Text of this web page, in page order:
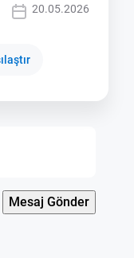
20.05.2026
Mesaj Gönder